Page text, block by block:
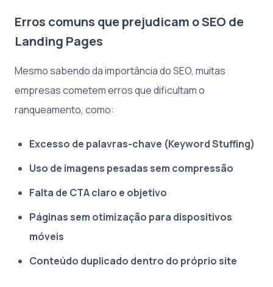
Erros comuns que prejudicam o SEO de
Landing Pages
Mesmo sabendo da importância do SEO, muitas
empresas cometem erros que dificultam o
ranqueamento, como:
Excesso de palavras-chave (Keyword Stuffing)
Uso de imagens pesadas sem compressão
Falta de CTA claro e objetivo
Páginas sem otimização para dispositivos
móveis
Conteúdo duplicado dentro do próprio site